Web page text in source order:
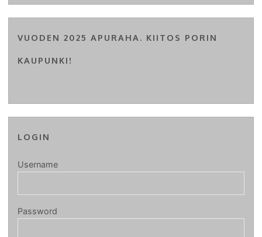
VUODEN 2025 APURAHA. KIITOS PORIN
KAUPUNKI!
LOGIN
Username
Password